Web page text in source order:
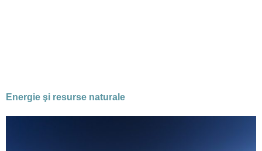
Servicii
Energie şi resurse naturale